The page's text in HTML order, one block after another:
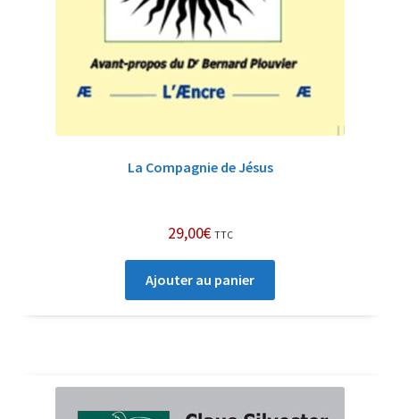
La Compagnie de Jésus
29,00€ TTC
Ajouter au panier